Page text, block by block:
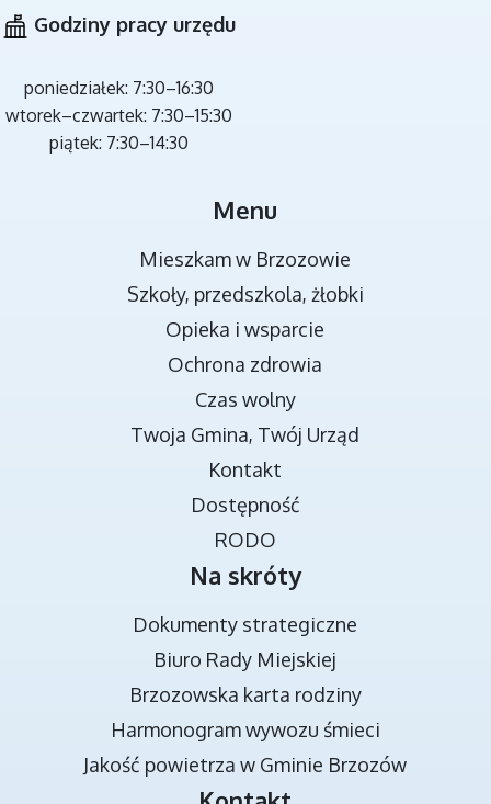
MIEJSCA REKREACJI
TRANSMISJA OBRAD RADY MIEJSKIEJ
DOKUMENTY STRATEGICZNE
Godziny pracy urzędu
poniedziałek: 7:30–16:30
wtorek–czwartek: 7:30–15:30
piątek: 7:30–14:30
Menu
Mieszkam w Brzozowie
Szkoły, przedszkola, żłobki
Opieka i wsparcie
Ochrona zdrowia
Czas wolny
Twoja Gmina, Twój Urząd
Kontakt
Dostępność
RODO
Na skróty
Dokumenty strategiczne
Biuro Rady Miejskiej
Brzozowska karta rodziny
Harmonogram wywozu śmieci
Jakość powietrza w Gminie Brzozów